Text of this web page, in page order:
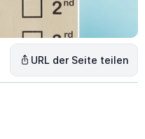
URL der Seite teilen